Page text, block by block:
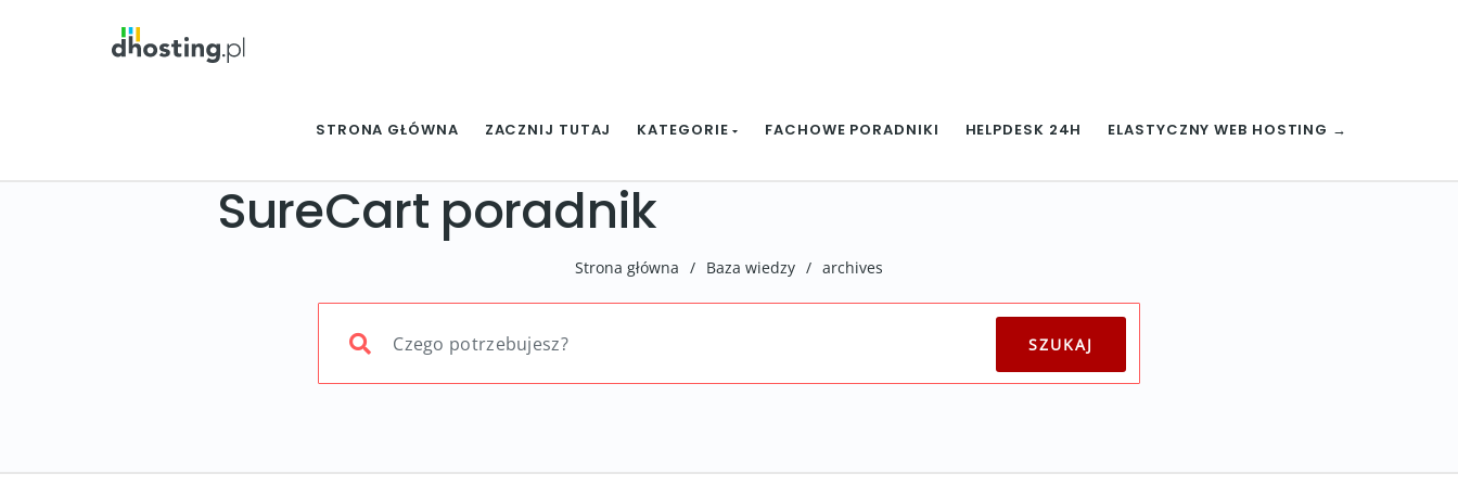
STRONA GŁÓWNA ZACZNIJ TUTAJ KATEGORIE FACHOWE PORADNIKI HELPDESK 24H ELASTYCZNY WEB HOSTING →
SureCart poradnik
Strona główna / Baza wiedzy / archives